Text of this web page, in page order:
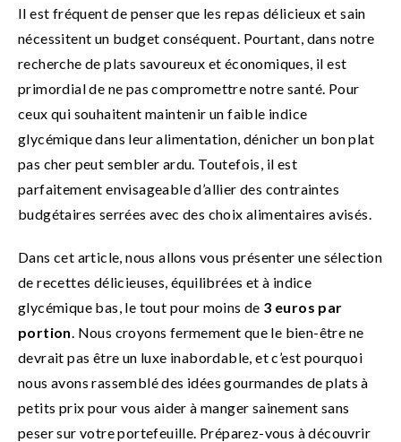
Il est fréquent de penser que les repas délicieux et sain
nécessitent un budget conséquent. Pourtant, dans notre
recherche de plats savoureux et économiques, il est
primordial de ne pas compromettre notre santé. Pour
ceux qui souhaitent maintenir un faible indice
glycémique dans leur alimentation, dénicher un bon plat
pas cher peut sembler ardu. Toutefois, il est
parfaitement envisageable d’allier des contraintes
budgétaires serrées avec des choix alimentaires avisés.
Dans cet article, nous allons vous présenter une sélection
de recettes délicieuses, équilibrées et à indice
glycémique bas, le tout pour moins de 3 euros par
portion. Nous croyons fermement que le bien-être ne
devrait pas être un luxe inabordable, et c’est pourquoi
nous avons rassemblé des idées gourmandes de plats à
petits prix pour vous aider à manger sainement sans
peser sur votre portefeuille. Préparez-vous à découvrir